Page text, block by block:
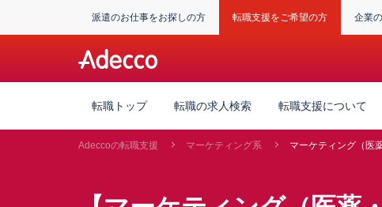
派遣のお仕事をお探しの方 転職支援をご希望の方 企業
転職トップ 転職の求人検索 転職支援について
Adeccoの転職支援 マーケティング系 マーケティング（医